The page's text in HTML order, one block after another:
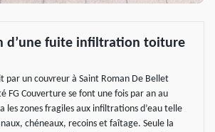
d’une fuite infiltration toiture
par un couvreur à Saint Roman De Bellet
FG Couverture se font une fois par an au
les zones fragiles aux infiltrations d’eau telle
chéneaux, recoins et faîtage. Seule la